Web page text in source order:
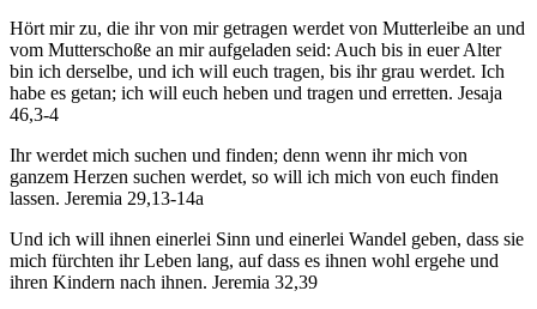
Hört mir zu, die ihr von mir getragen werdet von Mutterleibe an und
vom Mutterschoße an mir aufgeladen seid: Auch bis in euer Alter
bin ich derselbe, und ich will euch tragen, bis ihr grau werdet. Ich
habe es getan; ich will euch heben und tragen und erretten. Jesaja
46,3-4
Ihr werdet mich suchen und finden; denn wenn ihr mich von
ganzem Herzen suchen werdet, so will ich mich von euch finden
lassen. Jeremia 29,13-14a
Und ich will ihnen einerlei Sinn und einerlei Wandel geben, dass sie
mich fürchten ihr Leben lang, auf dass es ihnen wohl ergehe und
ihren Kindern nach ihnen. Jeremia 32,39